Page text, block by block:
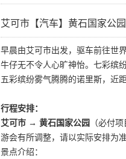
艾可市【汽车】黄石国家公
早晨由艾可市出发，驱车前往世
牛仔无不令人心旷神怡。七彩缤
五彩缤纷雾气腾腾的诺里斯，近
行程安排：
艾可市 → 黄石国家公园
（必付
游会有所调整，请以实际安排为
景点介绍：